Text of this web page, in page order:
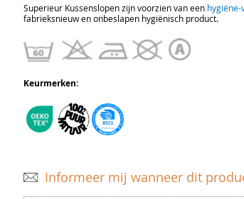
Superieur Kussenslopen zijn voorzien van een
fabrieksnieuw en onbeslapen hygiënisch product.
Keurmerken:
Informeer mij wanneer dit